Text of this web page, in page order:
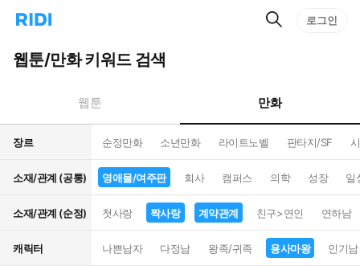
리
홈
으
턴
트
검
로그인
웹툰/만화 키워드 검색
웹툰 만화
장르 순정만화 소년만화 라이트노벨 판타지/SF
소재/관계 (공통) 영애물/여주판 회사 캠퍼스 의학 성장 일
소재/관계 (순정) 첫사랑 짝사랑 계약관계 친구>연인 연하남
캐릭터 나쁜남자 다정남 왕족/귀족 용사마왕 인기남